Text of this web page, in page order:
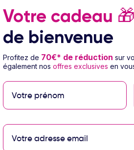
Selection
à proximité du
pour des vacances
par son design
vers la Méditerranée.
Selection Kantaoui
Votre cadeau 🎁
de bienvenue
Profitez de 70€* de réduction sur
également nosoffres exclusives en